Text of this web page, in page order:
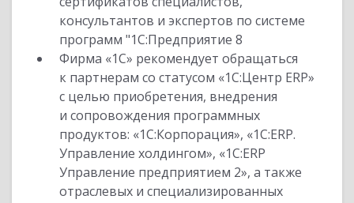
консультантов и экспертов по системе
программ "1С:Предприятие 8
Фирма «1С» рекомендует обращаться
к партнерам со статусом «1С:Центр ERP»
с целью приобретения, внедрения
и сопровождения программных
продуктов: «1С:Корпорация», «1С:ERP.
Управление холдингом», «1С:ERP
Управление предприятием 2», а также
отраслевых и специализированных